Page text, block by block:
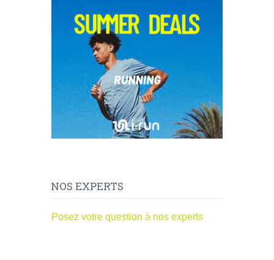
NOS EXPERTS
Posez votre question à nos experts